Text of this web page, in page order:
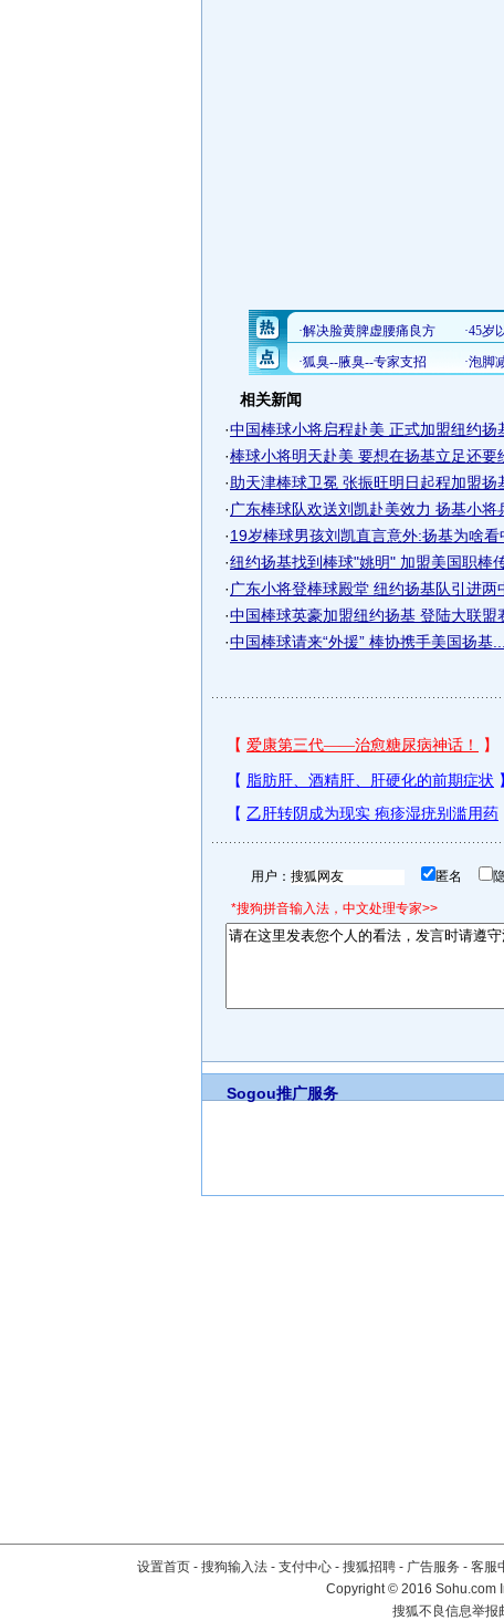
相关新闻
·中国棒球小将启程赴美 正式加盟纽约扬
·棒球小将明天赴美 要想在扬基立足还要
·助天津棒球卫冕 张振旺明日起程加盟扬
· 广东棒球队欢送刘凯赴美效力 扬基小将
·19岁棒球男孩刘凯直言意外:扬基为啥看
·纽约扬基找到棒球"姚明" 加盟美国职棒传
· 广东小将登棒球殿堂 纽约扬基队引进两
·中国棒球英豪加盟纽约扬基 登陆大联盟
·中国棒球请来“外援” 棒协携手美国扬基...
用户： 匿名
*搜狗拼音输入法，中文处理专家>>
Sogou推广服务
设置首页 - 搜狗输入法 - 支付中心 - 搜狐招聘 - 广告服务 - 客服
Copyright©2016 Sohu.com
搜狐不良信息举报